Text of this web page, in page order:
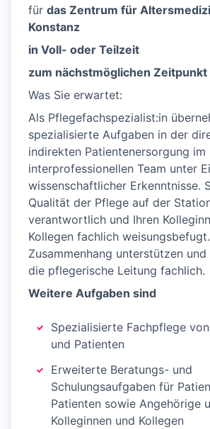
für das Zentrum für
Konstanz
in Voll- oder Teilzeit
zum nächstmöglichen Zeitpunkt
Was Sie erwartet:
Als Pflegefachspezialist:in
spezialisierte Aufgaben in der
indirekten Patientenersorgung im
interprofessionellen Team unter
wissenschaftlicher Erkenntnisse.
Qualität der Pflege auf der
verantwortlich und Ihren
Kollegen fachlich
Zusammenhang unterstützen
die pflegerische Leitung fachlich.
Weitere Aufgaben sind
Spezialisierte Fachpflege
und Patienten
Erweiterte Beratungs- und
Schulungsaufgaben für
Patienten sowie Angehörige
Kolleginnen und Kollegen